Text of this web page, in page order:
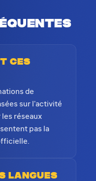
ces
de
sur l'activité
réseaux
pas la
langues